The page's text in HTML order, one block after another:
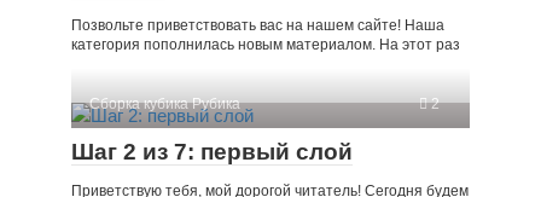
Позвольте приветствовать вас на нашем сайте! Наша
категория пополнилась новым материалом. На этот раз
Сборка кубика Рубика 2
Шаг 2 из 7: первый слой
Приветствую тебя, мой дорогой читатель! Сегодня будем